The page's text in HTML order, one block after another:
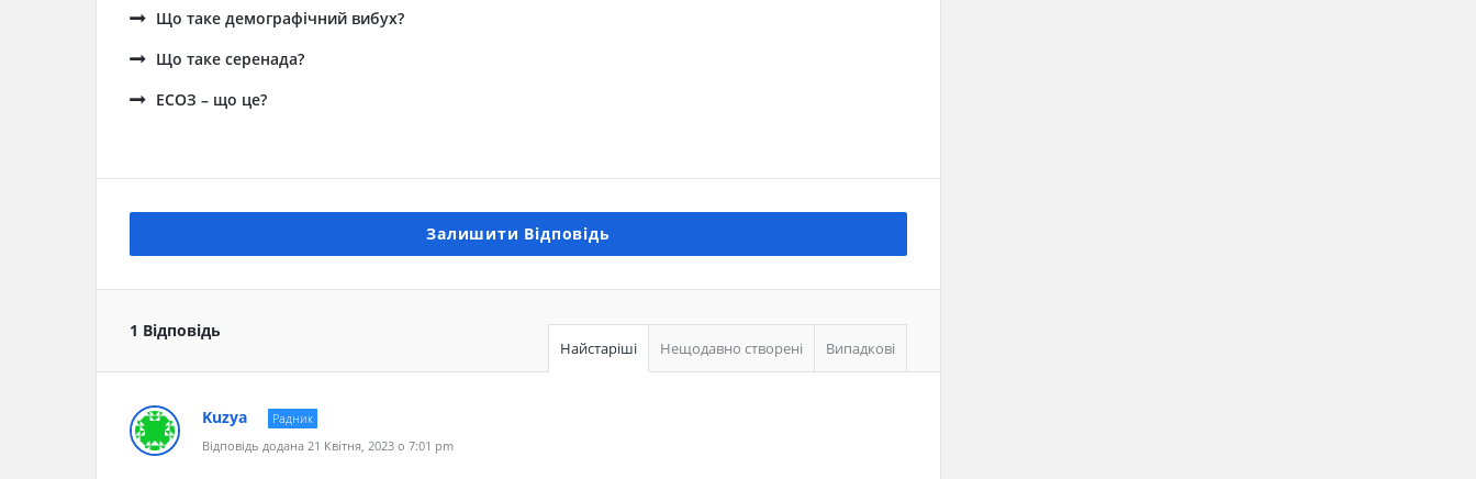
Що таке демографічний вибух?
Що таке серенада?
ЕСОЗ – що це?
Залишити Відповідь
1 Відповідь
Найстаріші Нещодавно створені Випадкові
Kuzya
Радник
Відповідь додана 21 Квітня, 2023 о 7:01 pm